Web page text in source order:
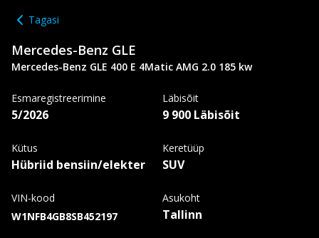
Tagasi
Mercedes-Benz GLE
Mercedes-Benz GLE 400 E 4Matic AMG 2.0 185 kw
Esmaregistreerimine
5/2026
Läbisõit
9 900 Läbisõit
Kütus
Hübriid bensiin/elekter
Keretüüp
SUV
VIN-kood
W1NFB4GB8SB452197
Asukoht
Tallinn